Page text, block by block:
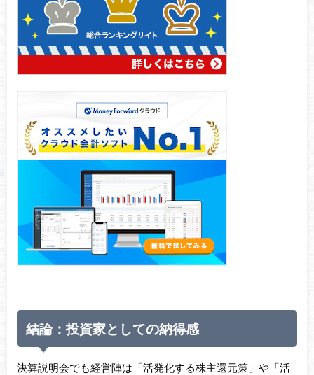
結論：投資家としての納得感
決算説明会でも経営陣は「活発化する株主還元策」や「活